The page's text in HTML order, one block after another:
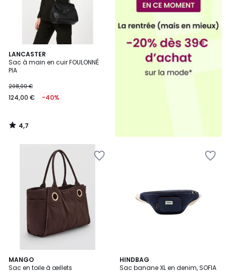
LANCASTER
Sac à main en cuir FOULONNÉ
PIA
208,00 €
124,00 € -40%
4,7
/ 5
4,7
/
MANGO
Sac en toile à œillets
HINDBAG
Sac banane XL en denim, SOFIA
15
Couleurs